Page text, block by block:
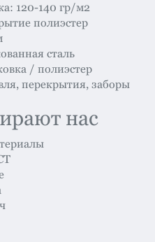
120-140 гр/м2
полиэстер
сталь
/ полиэстер
перекрытия, заборы
нас